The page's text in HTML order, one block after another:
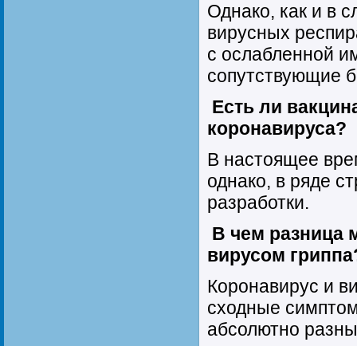
Однако, как и в
вирусных
с ослабленной
сопутствующие
Есть ли
коронавируса?
В настоящее
однако, в ряде
разработки.
В чем разница
вирусом
Коронавирус и
сходные
абсолютно